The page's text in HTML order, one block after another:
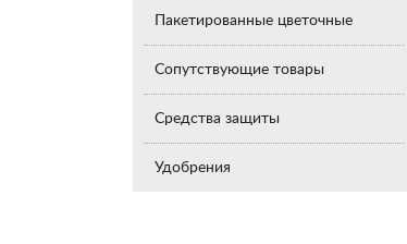
Пакетированные цветочные
Сопутствующие товары
Средства защиты
Удобрения